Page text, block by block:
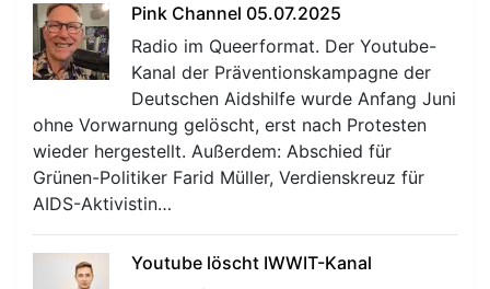
Pink Channel 05.07.2025
Radio im Queerformat. Der Youtube-
Kanal der Präventionskampagne der
Deutschen Aidshilfe wurde Anfang Juni
ohne Vorwarnung gelöscht, erst nach Protesten
wieder hergestellt. Außerdem: Abschied für
Grünen-Politiker Farid Müller, Verdienskreuz für
AIDS-Aktivistin…
Youtube löscht IWWIT-Kanal